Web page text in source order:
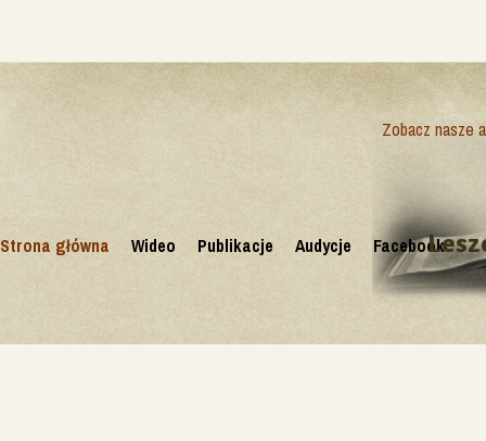
Strona główna Wideo Publikacje Audycje Facebook
Zobacz nasze